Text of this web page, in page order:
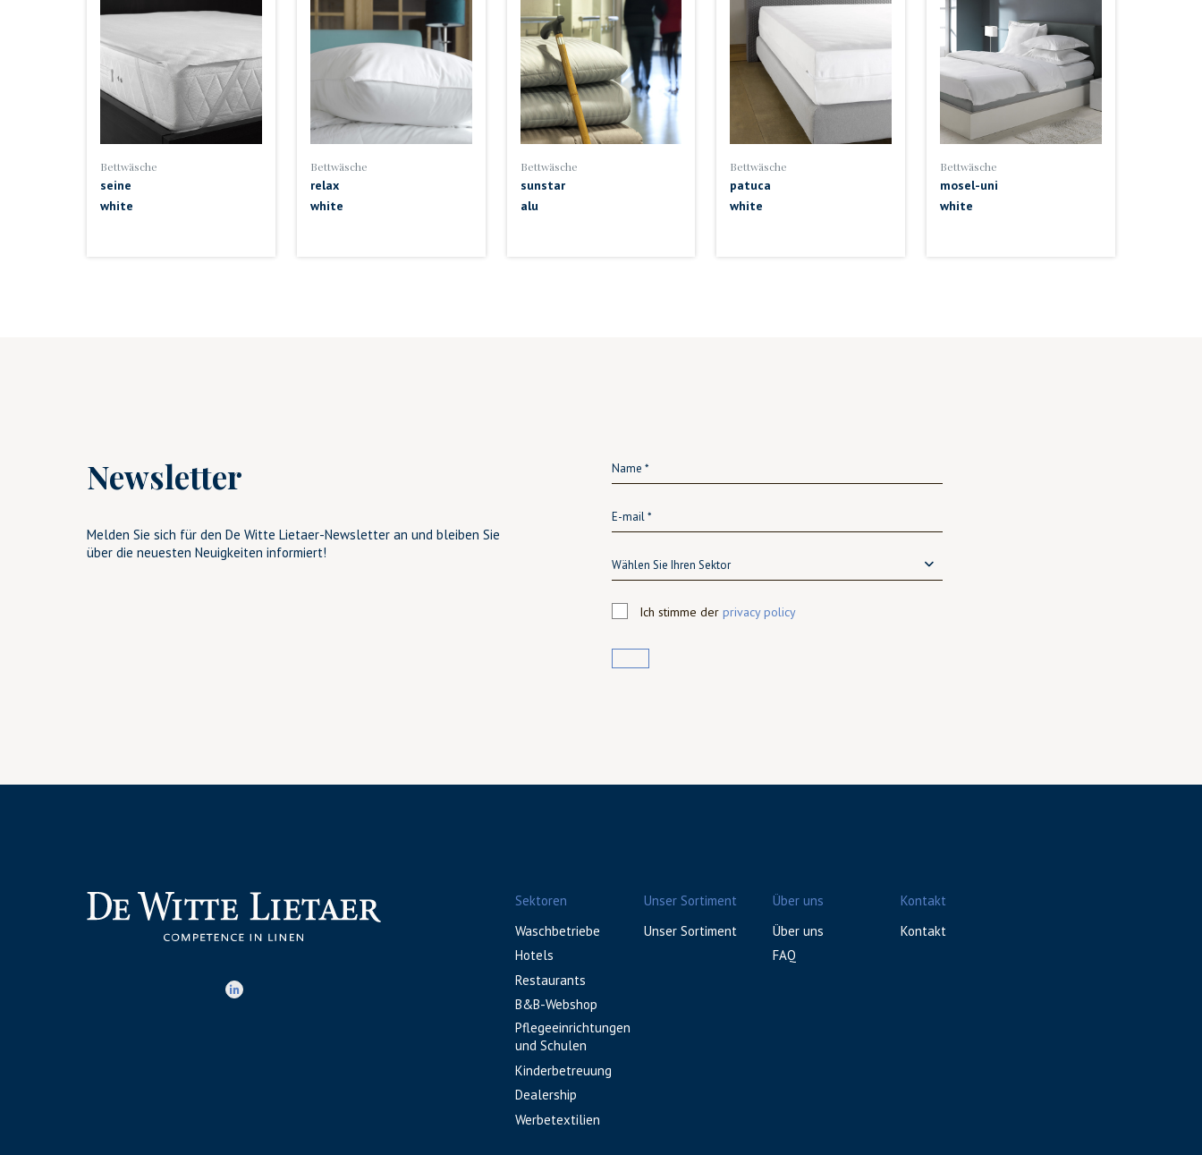
Bettwäsche
seine
white
Bettwäsche
relax
white
Bettwäsche
sunstar
alu
Bettwäsche
patuca
white
Bettwäsche
mosel-uni
white
Newsletter
Melden Sie sich für den De Witte Lietaer-Newsletter an und bleiben Sie
über die neuesten Neuigkeiten informiert!
Wählen Sie Ihren Sektor
Ich stimme der privacy policy
Sektoren
Waschbetriebe
Hotels
Restaurants
B&B-Webshop
Pflegeeinrichtungen
und Schulen
Kinderbetreuung
Dealership
Werbetextilien
Unser Sortiment
Unser Sortiment
Über uns
Über uns
FAQ
Kontakt
Kontakt